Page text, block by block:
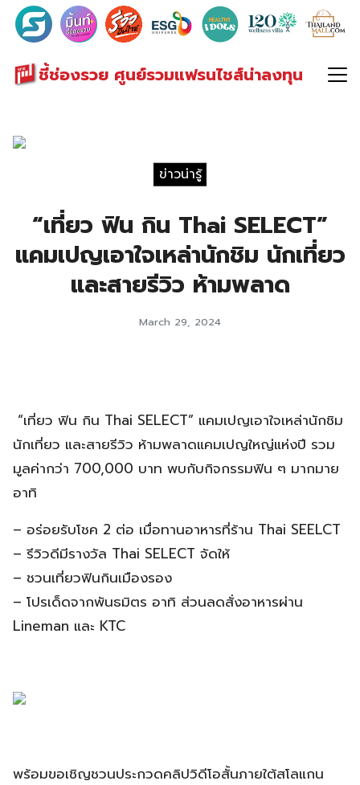
ชี้ช่องรวย ศูนย์รวมแฟรนไชส์น่าลงทุน
Search
for:
ข่าวน่ารู้
“เที่ยว ฟิน กิน Thai SELECT”
แคมเปญเอาใจเหล่านักชิม นักเที่ยว
และสายรีวิว ห้ามพลาด
March 29, 2024
“เที่ยว ฟิน กิน Thai SELECT” แคมเปญเอาใจเหล่านักชิม
นักเที่ยว และสายรีวิว ห้ามพลาดแคมเปญใหญ่แห่งปี รวม
มูลค่ากว่า 700,000 บาท พบกับกิจกรรมฟิน ๆ มากมาย
อาทิ
– อร่อยรับโชค 2 ต่อ เมื่อทานอาหารที่ร้าน Thai SEELCT
– รีวิวดีมีรางวัล Thai SELECT จัดให้
– ชวนเที่ยวฟินกินเมืองรอง
– โปรเด็ดจากพันธมิตร อาทิ ส่วนลดสั่งอาหารผ่าน
Lineman และ KTC
พร้อมขอเชิญชวนประกวดคลิปวิดีโอสั้นภายใต้สโลแกน